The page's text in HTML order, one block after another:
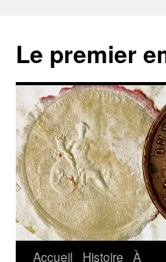
contenu
Le premier
Accueil Histoire À